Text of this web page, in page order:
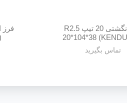
فرز انگشتی 20 تیپ R2.5
تماس بگیرید